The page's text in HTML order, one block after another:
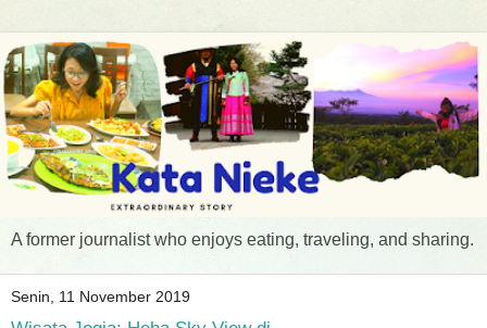
A former journalist who enjoys eating, traveling, and sharing.
Senin, 11 November 2019